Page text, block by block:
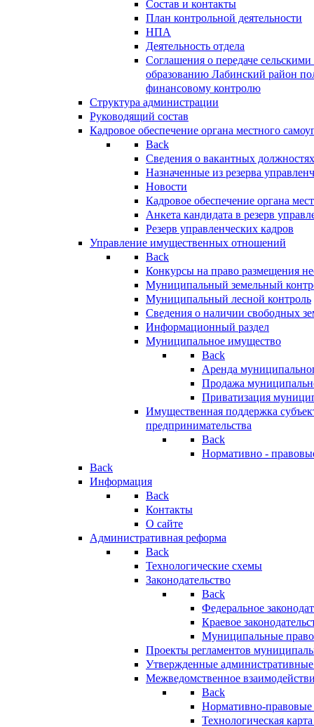
Состав и контакты
План контрольной деятельности
НПА
Деятельность отдела
Соглашения о передаче
образованию Лабинский район
финансовому контролю
Структура администрации
Руководящий состав
Кадровое обеспечение органа местного
Back
Сведения о вакантных
Назначенные из резерва
Новости
Кадровое обеспечение органа
Анкета кандидата в резерв
Резерв управленческих кадров
Управление имущественных отношений
Back
Конкурсы на право размещения
Муниципальный земельный
Муниципальный лесной контроль
Сведения о наличии свободных
Информационный раздел
Муниципальное имущество
Back
Аренда
Продажа
Приватизация
Имущественная поддержка
предпринимательства
Back
Нормативно -
Back
Информация
Back
Контакты
О сайте
Административная реформа
Back
Технологические схемы
Законодательство
Back
Федеральное
Краевое
Муниципальные
Проекты регламентов
Утвержденные
Межведомственное
Back
Нормативно-правовые
Технологическая